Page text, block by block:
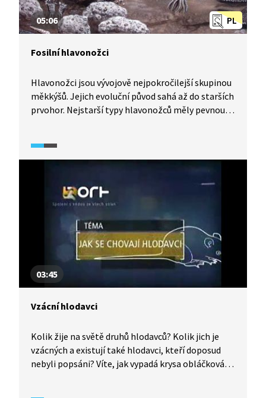
PL
05:06
Fosilní hlavonožci
Hlavonožci jsou vývojově nejpokročilejší skupinou
měkkýšů. Jejich evoluční původ sahá až do starších
prvohor. Nejstarší typy hlavonožců měly pevnou
fosilie. Jejich výzkumem a sběrem se na našem
území proslavil v 19. století francouzský
s námi, co nám po nich zbylo a jak jejich existenci
vnímali tehdejší lidé.
03:45
Vzácní hlodavci
Kolik žije na světě druhů hlodavců? Kolik jich je
vzácných a existují také hlodavci, kteří doposud
nebyli popsáni? Víte, jak vypadá krysa obláčková,